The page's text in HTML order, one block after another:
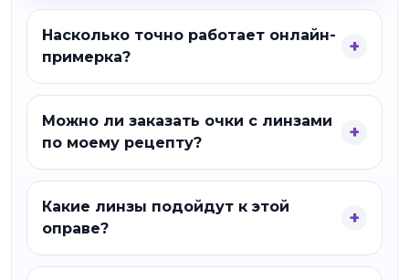
Насколько точно работает онлайн-
примерка?
Можно ли заказать очки с линзами
по моему рецепту?
Какие линзы подойдут к этой
оправе?